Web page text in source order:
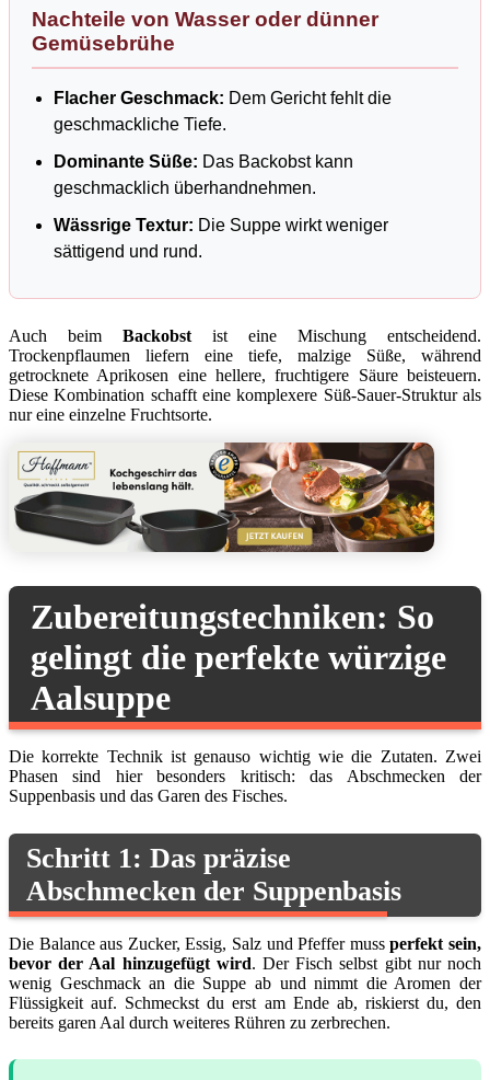
Nachteile von Wasser oder dünner
Gemüsebrühe
Flacher Geschmack: Dem Gericht fehlt die
geschmackliche Tiefe.
Dominante Süße: Das Backobst kann
geschmacklich überhandnehmen.
Wässrige Textur: Die Suppe wirkt weniger
sättigend und rund.
Auch beim Backobst ist eine Mischung entscheidend.
Trockenpflaumen liefern eine tiefe, malzige Süße, während
getrocknete Aprikosen eine hellere, fruchtigere Säure beisteuern.
Diese Kombination schafft eine komplexere Süß-Sauer-Struktur als
nur eine einzelne Fruchtsorte.
Zubereitungstechniken: So
gelingt die perfekte würzige
Aalsuppe
Die korrekte Technik ist genauso wichtig wie die Zutaten. Zwei
Phasen sind hier besonders kritisch: das Abschmecken der
Suppenbasis und das Garen des Fisches.
Schritt 1: Das präzise
Abschmecken der Suppenbasis
Die Balance aus Zucker, Essig, Salz und Pfeffer mussperfekt sein,
bevor der Aal hinzugefügt wird. Der Fisch selbst gibt nur noch
wenig Geschmack an die Suppe ab und nimmt die Aromen der
Flüssigkeit auf. Schmeckst du erst am Ende ab, riskierst du, den
bereits garen Aal durch weiteres Rühren zu zerbrechen.